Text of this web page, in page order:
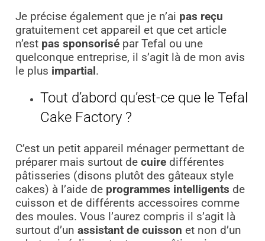
Je précise également que je n’ai pas reçu
gratuitement cet appareil et que cet article
n’est pas sponsorisépar Tefal ou une
quelconque entreprise, il s’agit là de mon avis
le plus impartial .
Tout d’abord qu’est-ce que le Tefal
Cake Factory ?
C’est un petit appareil ménager permettant de
préparer mais surtout de cuiredifférentes
pâtisseries (disons plutôt des gâteaux style
cakes) à l’aide de programmes intelligents de
cuisson et de différents accessoires comme
des moules. Vous l’aurez compris il s’agit là
surtout d’un assistant de cuisson et non d’un